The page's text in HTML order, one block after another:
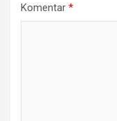
Komentar *